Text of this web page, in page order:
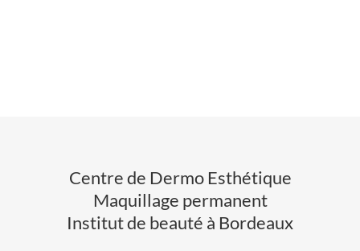
Centre de Dermo Esthétique
Maquillage permanent
Institut de beauté à Bordeaux